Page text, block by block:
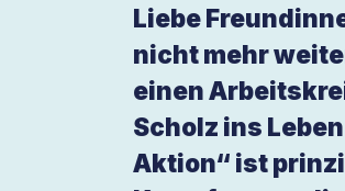
Liebe
nicht mehr
einen
Scholz ins
Aktion“ ist